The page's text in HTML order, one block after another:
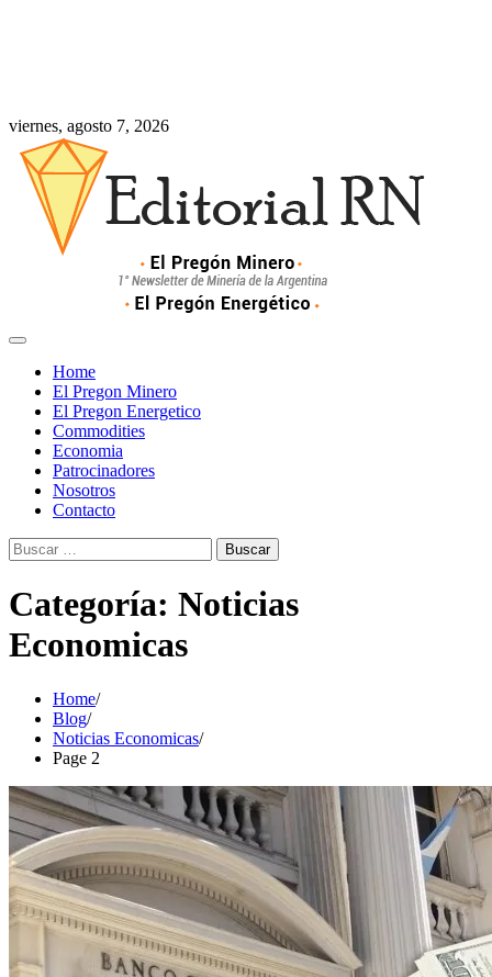
viernes, agosto 7, 2026
Home
El Pregon Minero
El Pregon Energetico
Commodities
Economia
Patrocinadores
Nosotros
Contacto
Buscar:
Categoría: Noticias
Economicas
Home
Blog
Noticias Economicas
Page 2